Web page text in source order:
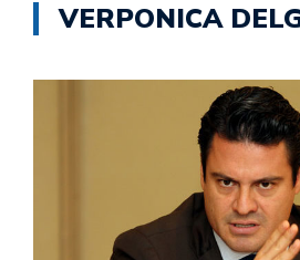
VERPONICA